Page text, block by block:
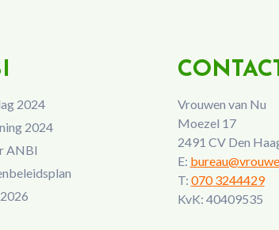
2024
2024
ANBI
Vrouwen van Nu
Moezel 17
2491 CV Den
E:
T: 070 3244429
KvK: 40409535